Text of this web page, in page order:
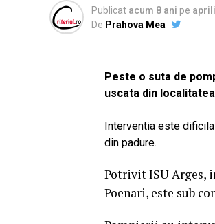
Publicat acum 8 ani pe
De Prahova Mea
Peste o suta de
uscata din
Interventia este
din padure.
Potrivit ISU Arges,
Poenari, este sub